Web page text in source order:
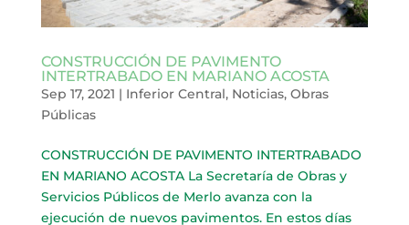
CONSTRUCCIÓN DE PAVIMENTO
INTERTRABADO EN MARIANO ACOSTA
Sep 17, 2021 | Inferior Central, Noticias, Obras
Públicas
CONSTRUCCIÓN DE PAVIMENTO INTERTRABADO
EN MARIANO ACOSTA La Secretaría de Obras y
Servicios Públicos de Merlo avanza con la
ejecución de nuevos pavimentos. En estos días